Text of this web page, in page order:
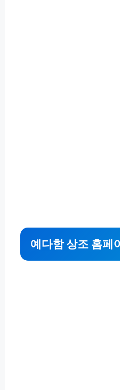
예다함 상조 홈페